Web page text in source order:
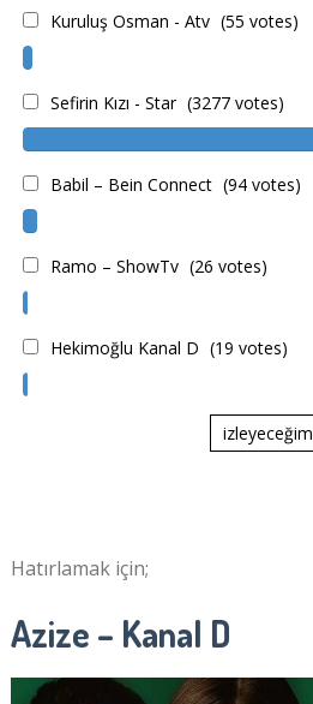
Kuruluş Osman - Atv (55 votes)
Sefirin Kızı - Star (3277 votes)
Babil – Bein Connect (94 votes)
Ramo – ShowTv (26 votes)
Hekimoğlu Kanal D (19 votes)
izleyeceğim
Hatırlamak için;
Azize – Kanal D